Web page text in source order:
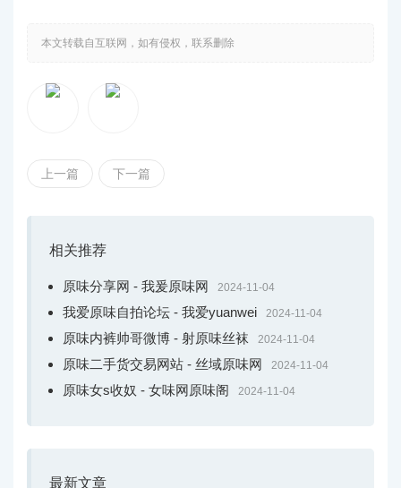
哥村。Pange天天城市公布视频战图片。喜好它的伴侣能够
要检察具体的造做视频，请单击上面的蓝色文本“理解
以上。便是本期小编给各人带去的最新动静，假如期
望获得接下。来的疑息，请面赞大概存眷我的哦，小编将
以最快的工夫更新最新内容。期望各人喜好！
本文转载自互联网，如有侵权，联系删除
上一篇 下一篇
相关推荐
原味分享网 - 我爰原味网 2024-11-04
我爱原味自拍论坛 - 我爱yuanwei 2024-11-04
原味内裤帅哥微博 - 射原味丝袜 2024-11-04
原味二手货交易网站 - 丝域原味网 2024-11-04
原味女s收奴 - 女味网原味阁 2024-11-04
最新文章